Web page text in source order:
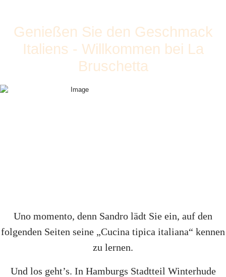
Genießen Sie den Geschmack
Italiens - Willkommen bei La
Bruschetta
Uno momento, denn Sandro lädt Sie ein, auf den
folgenden Seiten seine „Cucina tipica italiana“ kennen
zu lernen.
Und los geht’s. In Hamburgs Stadtteil Winterhude